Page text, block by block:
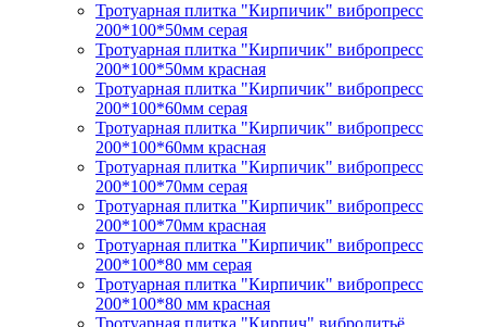
Тротуарная плитка "Кирпичик" вибропресс
200*100*50мм серая
Тротуарная плитка "Кирпичик" вибропресс
200*100*50мм красная
Тротуарная плитка "Кирпичик" вибропресс
200*100*60мм серая
Тротуарная плитка "Кирпичик" вибропресс
200*100*60мм красная
Тротуарная плитка "Кирпичик" вибропресс
200*100*70мм серая
Тротуарная плитка "Кирпичик" вибропресс
200*100*70мм красная
Тротуарная плитка "Кирпичик" вибропресс
200*100*80 мм серая
Тротуарная плитка "Кирпичик" вибропресс
200*100*80 мм красная
Тротуарная плитка "Кирпич" вибролитьё